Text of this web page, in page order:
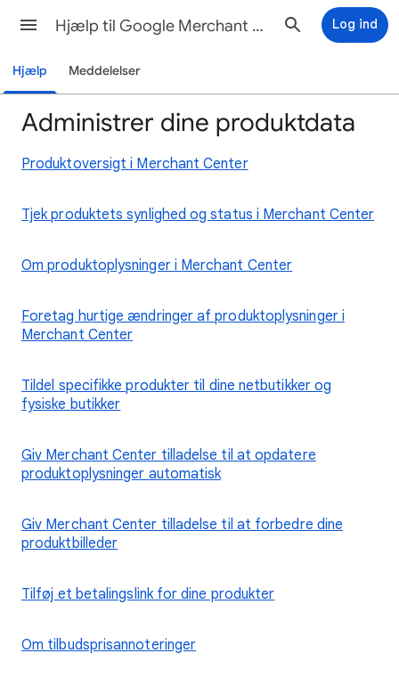
Hjælp til Google Merchant Center Log ind
Hjælp Meddelelser
Administrer dine produktdata
Produktoversigt i Merchant Center
Tjek produktets synlighed og status i Merchant Center
Om produktoplysninger i Merchant Center
Foretag hurtige ændringer af produktoplysninger i
Merchant Center
Tildel specifikke produkter til dine netbutikker og
fysiske butikker
Giv Merchant Center tilladelse til at opdatere
produktoplysninger automatisk
Giv Merchant Center tilladelse til at forbedre dine
produktbilleder
Tilføj et betalingslink for dine produkter
Om tilbudsprisannoteringer